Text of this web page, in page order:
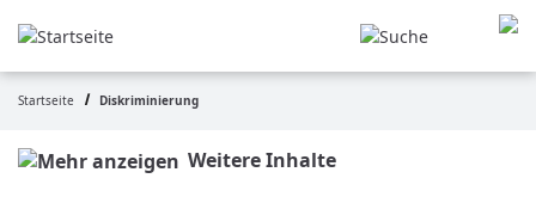
zum
Pfadnavigation
Startseite Diskriminierung
Weitere Inhalte